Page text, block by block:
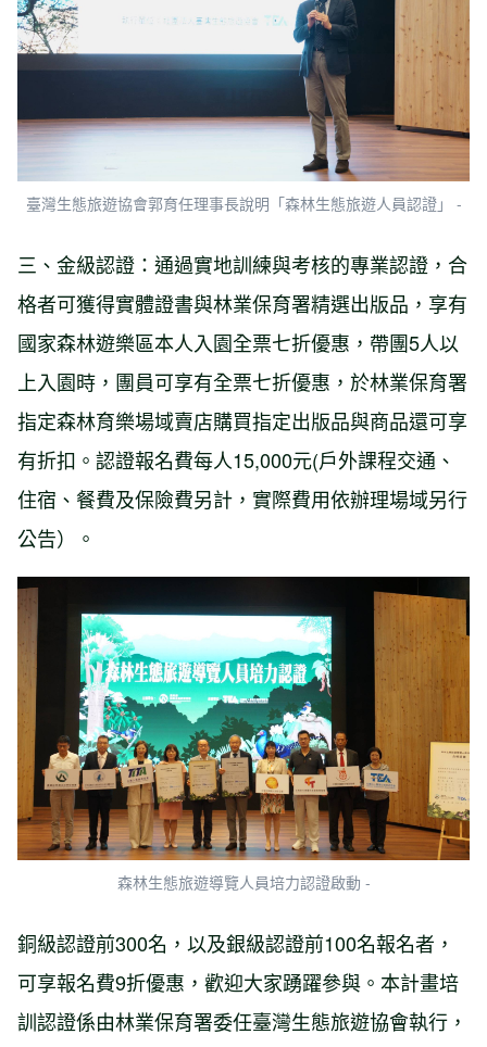
臺灣生態旅遊協會郭育任理事長說明「森林生態旅遊人員認證」 -
三、金級認證：通過實地訓練與考核的專業認證，合
格者可獲得實體證書與林業保育署精選出版品，享有
國家森林遊樂區本人入園全票七折優惠，帶團5人以
上入園時，團員可享有全票七折優惠，於林業保育署
指定森林育樂場域賣店購買指定出版品與商品還可享
有折扣。認證報名費每人15,000元(戶外課程交通、
住宿、餐費及保險費另計，實際費用依辦理場域另行
公告）。
森林生態旅遊導覽人員培力認證啟動 -
銅級認證前300名，以及銀級認證前100名報名者，
可享報名費9折優惠，歡迎大家踴躍參與。本計畫培
訓認證係由林業保育署委任臺灣生態旅遊協會執行，